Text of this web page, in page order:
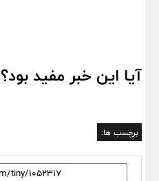
آیا این خبر مفید بود؟
برچسب ها: